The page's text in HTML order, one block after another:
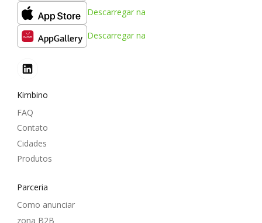
Descarregar na
Descarregar na
Kimbino
FAQ
Contato
Cidades
Produtos
Parceria
Como anunciar
zona B2B